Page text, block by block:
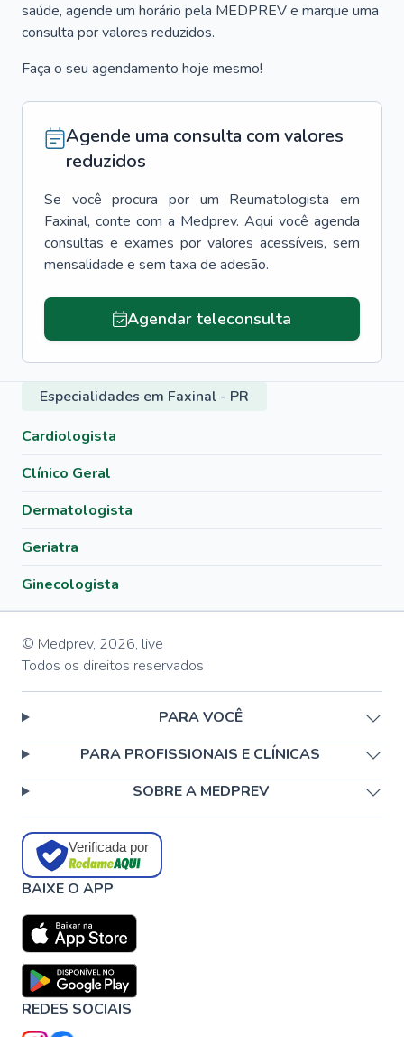
saúde, agende um horário pela MEDPREV e marque uma
consulta por valores reduzidos.
Faça o seu agendamento hoje mesmo!
Agende uma consulta com valores
reduzidos
Se você procura por um Reumatologista em
Faxinal, conte com a Medprev. Aqui você agenda
consultas e exames por valores acessíveis, sem
mensalidade e sem taxa de adesão.
Agendar teleconsulta
Especialidades em Faxinal - PR
Cardiologista
Clínico Geral
Dermatologista
Geriatra
Ginecologista
© Medprev, 2026, live
Todos os direitos reservados
PARA VOCÊ
PARA PROFISSIONAIS E CLÍNICAS
SOBRE A MEDPREV
Verificada por
BAIXE O APP
REDES SOCIAIS